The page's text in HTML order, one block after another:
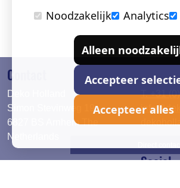
Contact
Deko Holland
Simon Stevinweg 19
6827 BS Arnhem The
Netherlands
T. +31
Social
Noodzakelijk
Analytics
Alleen
Accepteer
Accepteer alles